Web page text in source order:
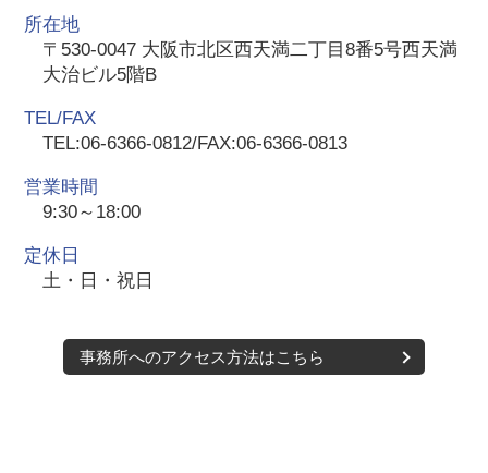
所在地
〒530-0047 大阪市北区西天満二丁目8番5号西天満
大治ビル5階B
TEL/FAX
TEL:06-6366-0812/FAX:06-6366-0813
営業時間
9:30～18:00
定休日
土・日・祝日
事務所へのアクセス方法はこちら